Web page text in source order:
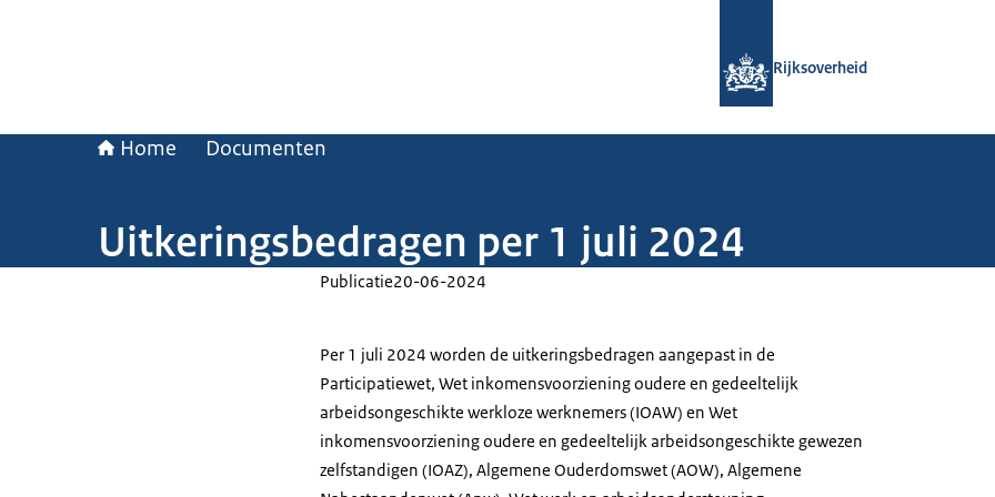
Rijksoverheid
Home Documenten
Uitkeringsbedragen per 1 juli 2024
Publicatie20-06-2024
Per 1 juli 2024 worden de uitkeringsbedragen aangepast in de
Participatiewet, Wet inkomensvoorziening oudere en gedeeltelijk
arbeidsongeschikte werkloze werknemers (IOAW) en Wet
inkomensvoorziening oudere en gedeeltelijk arbeidsongeschikte gewezen
zelfstandigen (IOAZ), Algemene Ouderdomswet (AOW), Algemene